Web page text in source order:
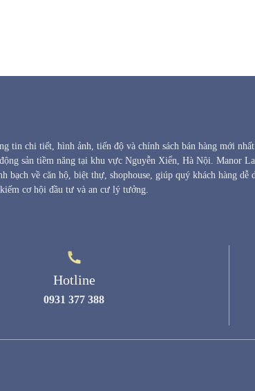
tin chi tiết, hình ảnh, tiến độ và chính sách bán hàng mới
sản tiềm năng tại khu vực Nguyễn Xiển, Hà Nội. Manor
bạch về căn hộ, biệt thự, shophouse, giúp quý khách hàng dễ
kiếm cơ hội đầu tư và an cư lý tưởng.
Hotline
0931 377 388